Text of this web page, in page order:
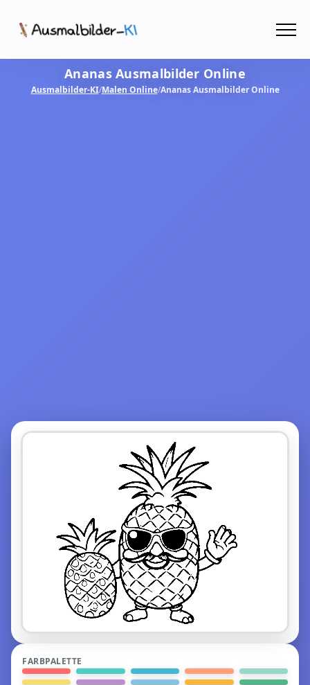
AusmalbilderAnanas Ausmalbilder Online
Ausmalbilder-KI/Malen Online/Ananas Ausmalbilder Online
FARBPALETTE